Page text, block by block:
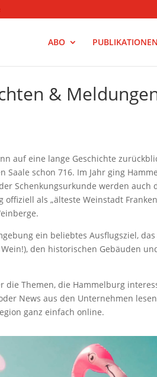
ABO PUBLIKATIONEN
&
auf eine lange Geschichte
Saale schon 716. Im Jahr ging
Schenkungsurkunde werden auch
als „älteste Weinstadt
ein beliebtes Ausflugsziel,
den historischen Gebäuden
Themen, die Hammelburg
News aus den Unternehmen
ganz einfach online.